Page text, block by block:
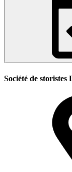
Société de storistes